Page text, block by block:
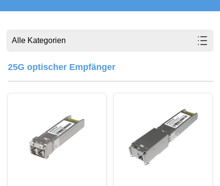
Alle Kategorien
25G optischer Empfänger